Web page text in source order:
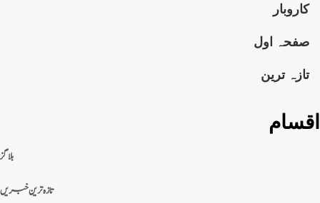
اقسام
بلاگز
تازہ ترین خبریں
کاروبار
صفحہ اول
تازہ ترین